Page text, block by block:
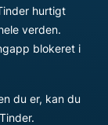
hurtigt
verden.
blokeret i
du er, kan du